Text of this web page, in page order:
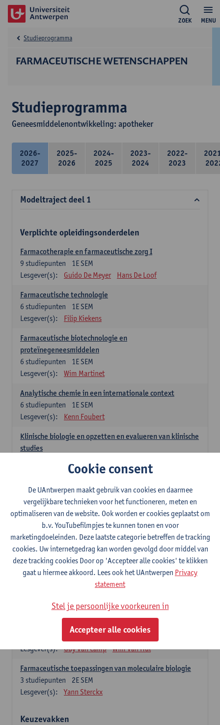
MENU
ZOEK
FARMACEUTISCHE WETENSCHAPPEN
Studieprogramma
Studieprogramma
Geneesmiddelenontwikkeling: apotheker
2026-
2027
2025-
2026
2024-
2025
2023-
2024
2022-
2023
Modeltraject deel 1
Verplichte opleidingsonderdelen
Farmacotherapie en farmaceutische zorg I
1E SEM
9 studiepunten
Lesgever(s):
Guido De Meyer Hans De Loof
Farmaceutische technologie
1E SEM
6 studiepunten
Lesgever(s):
Filip Kiekens
Farmaceutische biotechnologie en
proteïnegeneesmiddelen
1E SEM
6 studiepunten
Lesgever(s):
Wim Martinet
Analytische chemie in een internationale context
1E SEM
6 studiepunten
Lesgever(s):
Kenn Foubert
Klinische biologie en opzetten en evalueren van klinische
studies
Kathleen Deiteren
Judith Leurs
Glenn A L Van Den Bosch
Annick Van Riel
Ellen Verhavert
Steven Weekx
Apotheekstage I
2E SEM
12studiepunten
Lesgever(s):
Hans De Loof
Guido De Meyer
Filip Kiekens
Dominique Jans
Farmacotherapie en farmaceutische zorg II
Lesgever(s):
Hans De Loof
Genetica en farmacogenetica
2E SEM
Lesgever(s):
Guy Van Camp Wim Van Hul
Farmaceutische toepassingen van moleculaire biologie
2E SEM
3 studiepunten
Lesgever(s):
Yann Sterckx
Keuzevakken
Cookie consent
De UAntwerpen maakt gebruik van cookies en daarmee
vergelijkbare technieken voor het functioneren, meten en
optimaliseren van de website. Ook worden er cookies geplaatst om
b.v. YouTubefilmpjes te kunnen tonen en voor
marketingdoeleinden. Deze laatste categorie betreffen de tracking
cookies. Uw internetgedrag kan worden gevolgd door middel van
deze tracking cookies Door op 'Accepteer alle cookies' te klikken
gaat u hiermee akkoord. Lees ook het UAntwerpen Privacy
statement
Stel je persoonlijke voorkeuren in
Accepteer alle cookies